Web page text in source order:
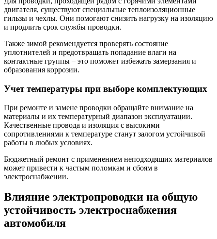
двигателя, существуют специальные теплоизоляционные
гильзы и чехлы. Они помогают снизить нагрузку на изоляцию
и продлить срок службы проводки.
Также зимой рекомендуется проверять состояние
уплотнителей и предотвращать попадание влаги на
контактные группы – это поможет избежать замерзания и
образования коррозии.
Учет температуры при выборе комплектующих
При ремонте и замене проводки обращайте внимание на
материалы и их температурный диапазон эксплуатации.
Качественные провода и изоляция с высокими
сопротивлениями к температуре станут залогом устойчивой
работы в любых условиях.
Бюджетный ремонт с применением неподходящих материалов
может привести к частым поломкам и сбоям в
электроснабжении.
Влияние электропроводки на общую
устойчивость электроснабжения
автомобиля